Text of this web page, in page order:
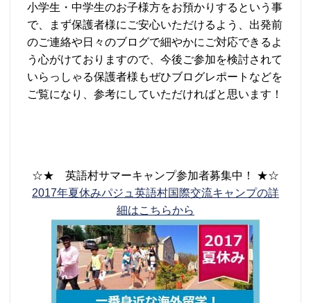
小学生・中学生のお子様方をお預かりするという事
で、まず保護者様にご安心いただけるよう、出発前
のご連絡や日々のブログで細やかにご対応できるよ
う心がけておりますので、今後ご参加を検討されて
いらっしゃる保護者様もぜひブログレポートなどを
ご覧になり、参考にしていただければと思います！
☆★ 英語村サマーキャンプ参加者募集中！ ★☆
2017年夏休みパジュ英語村国際交流キャンプの詳
細はこちらから